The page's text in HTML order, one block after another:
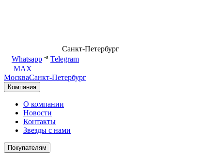
Санкт-Петербург
Whatsapp
Telegram
MAX
МоскваСанкт-Петербург
Компания
О компании
Новости
Контакты
Звезды с нами
Покупателям